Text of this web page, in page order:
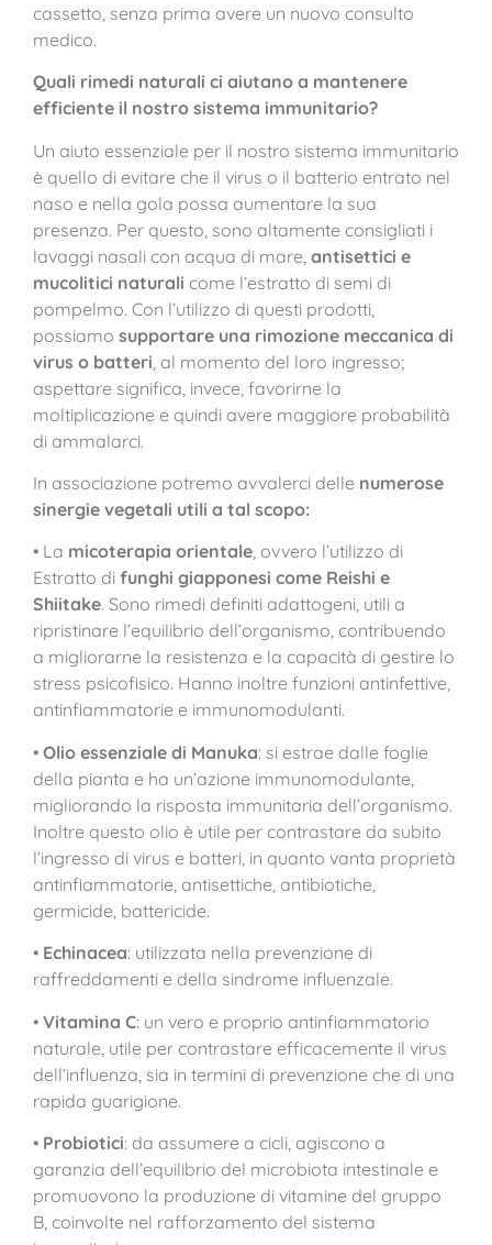
cassetto, senza prima avere un nuovo consulto
medico.
Quali rimedi naturali ci aiutano a mantenere
efficiente il nostro sistema immunitario?
Un aiuto essenziale per il nostro sistema immunitario
è quello di evitare che il virus o il batterio entrato nel
naso e nella gola possa aumentare la sua
presenza. Per questo, sono altamente consigliati i
lavaggi nasali con acqua di mare, antisettici e
mucolitici naturali come l’estratto di semi di
pompelmo. Con l’utilizzo di questi prodotti,
possiamo supportare una rimozione meccanica di
virus o batteri , al momento del loro ingresso;
aspettare significa, invece, favorirne la
moltiplicazione e quindi avere maggiore probabilità
di ammalarci.
In associazione potremo avvalerci delle numerose
sinergie vegetali utili a tal scopo:
• La micoterapia orientale, ovvero l’utilizzo di
Estratto di funghi giapponesi come Reishi e
Shiitake. Sono rimedi definiti adattogeni, utili a
ripristinare l’equilibrio dell’organismo, contribuendo
a migliorarne la resistenza e la capacità di gestire lo
stress psicofisico. Hanno inoltre funzioni antinfettive,
antinfiammatorie e immunomodulanti.
• Olio essenziale di Manuka: si estrae dalle foglie
della pianta e ha un’azione immunomodulante,
migliorando la risposta immunitaria dell’organismo.
Inoltre questo olio è utile per contrastare da subito
l’ingresso di virus e batteri, in quanto vanta proprietà
antinfiammatorie, antisettiche, antibiotiche,
germicide, battericide.
• Echinacea: utilizzata nella prevenzione di
raffreddamenti e della sindrome influenzale.
• Vitamina C: un vero e proprio antinfiammatorio
naturale, utile per contrastare efficacemente il virus
dell’influenza, sia in termini di prevenzione che di una
rapida guarigione.
• Probiotici: da assumere a cicli, agiscono a
garanzia dell’equilibrio del microbiota intestinale e
promuovono la produzione di vitamine del gruppo
B, coinvolte nel rafforzamento del sistema